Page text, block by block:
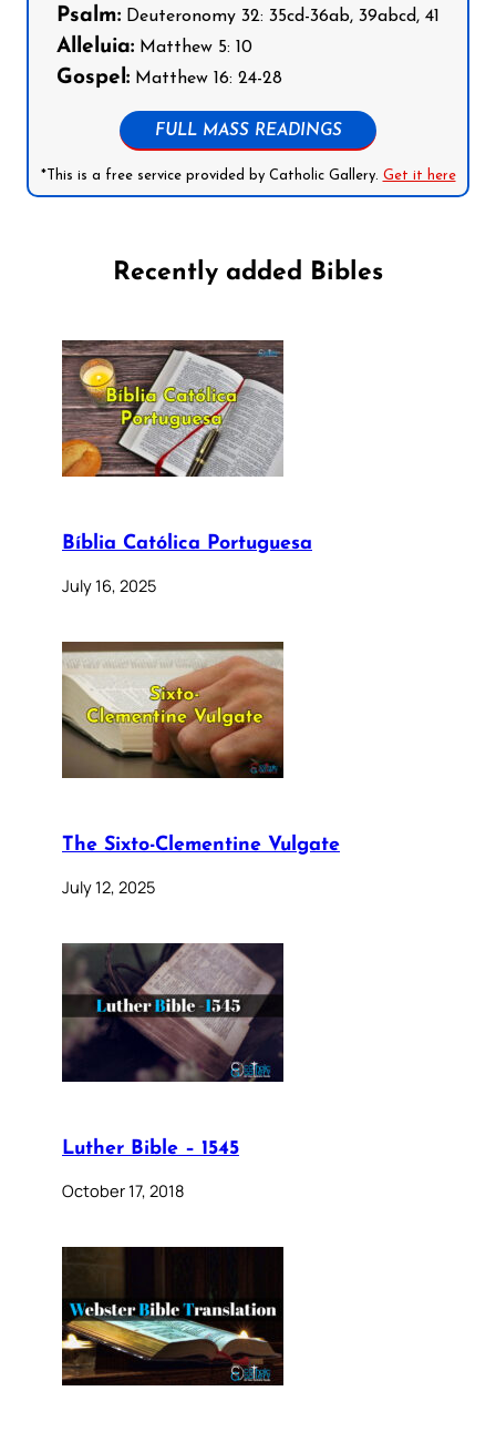
Psalm: Deuteronomy 32: 35cd-36ab, 39abcd, 41
Alleluia: Matthew 5: 10
Gospel: Matthew 16: 24-28
FULL MASS READINGS
*This is a free service provided by Catholic Gallery. Get it here
Recently added Bibles
Bíblia Católica Portuguesa
July 16, 2025
The Sixto-Clementine Vulgate
July 12, 2025
Luther Bible – 1545
October 17, 2018